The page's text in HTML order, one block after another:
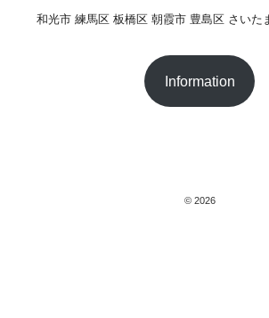
和光市 練馬区 板橋区 朝霞市 豊島区 さいた
Information
© 2026